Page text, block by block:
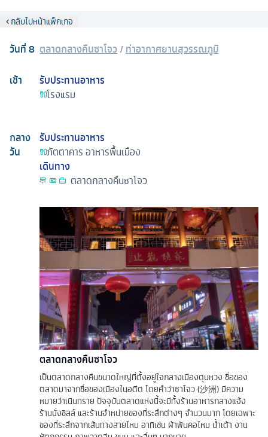
กลับไปหน้าแพ็คเกจ
วันที่8 ตลาดกลางคืนซาโจว/ท่าอากาศยานสุวรรณภูมิ
เช้า
รับประทานอาหาร
โรงแรม
กลาง
วัน
รับประทานอาหาร
ภัตตาคารอาหารพื้นเมือง
เดินทาง
ตลาดกลางคืนซาโจว
ตลาดกลางคืนซาโจว
เป็นตลาดกลางคืนขนาดใหญ่ที่ตั้งอยู่ใจกลางเมืองตุนหวง ชื่อของ
ตลาดมาจากชื่อของเมืองในอดีต โดยคำว่าซาโจว (沙洲) มีความ
หมายว่าเนินทราย ปัจจุบันตลาดแห่งนี้จะมีทั้งร้านอาหารกลางแจ้ง
ร้านนั่งชิลล์ และร้านจำหน่ายของที่ระลึกต่างๆ จำนวนมาก โดยเฉพาะ
ของที่ระลึกจากเส้นทางสายไหม อาทิเช่น ผ้าพันคอไหม น้ำเต้า งาน